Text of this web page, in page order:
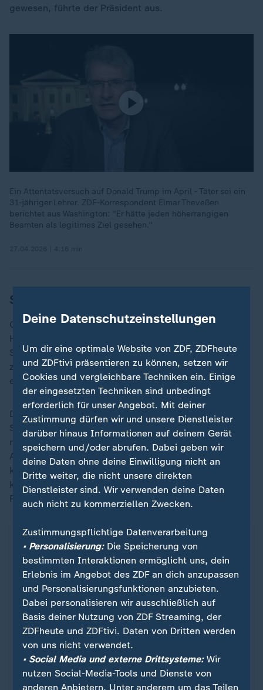
gewesen, führte der Präsident aus.
Ein Attentatsversuch auf Donald Trump im April - Täter sei ein
31-jähriger Lehrer. ZDF-Korrespondent Elmar Theveßen
berichtet aus Washington: "Er hätte jeden höherrangigen
Beamten als legitimes Ziel gesehen."
Secret Service leitet Untersuchung ein
Ob der mutmaßliche Angreifer vorhatte, zum Weißen
Haus vorzudringen, blieb unklar. Zu dem Motiv für die
Schüsse mitten in der Innenstadt von Washington war
zunächst nichts bekannt. Der Secret Service leitete
eine Untersuchung ein.
Der Vorfall ereignete sich den Angaben zufolge am
Samstag nach 18:00 Uhr Ortszeit unmittelbar
nordwestlich des Weißen Hauses, wo die Pennsylvania
Avenue auf die 17. Straße trifft. An der Nordseite
können Passanten dem Weißen Haus sehr nahe
kommen - durch einen Gitterzaun ist die
Regierungszentrale dort gut zu sehen.
Post von Kash Patel auf X
Ein Klick für den Datenschutz
Erst wenn Sie hier klicken, werden Bilder und
andere Daten von X nachgeladen. Ihre IP-
Adresse wird dabei an externe Server von X
übertragen. Über den Datenschutz dieses
Social Media-Anbieters können Sie sich auf
der Seite von X informieren. Um Ihre künftigen
Deine Datenschutzeinstellungen
Um dir eine optimale Website von ZDF, ZDFheute
und ZDFtivi präsentieren zu können, setzen wir
Cookies und vergleichbare Techniken ein. Einige
der eingesetzten Techniken sind unbedingt
erforderlich für unser Angebot. Mit deiner
Zustimmung dürfen wir und unsere Dienstleister
darüber hinaus Informationen auf deinem Gerät
speichern und/oder abrufen. Dabei geben wir
deine Daten ohne deine Einwilligung nicht an
Dritte weiter, die nicht unsere direkten
Dienstleister sind. Wir verwenden deine Daten
auch nicht zu kommerziellen Zwecken.
Zustimmungspflichtige Datenverarbeitung
• Personalisierung:Die Speicherung von
bestimmten Interaktionen ermöglicht uns, dein
Erlebnis im Angebot des ZDF an dich anzupassen
und Personalisierungsfunktionen anzubieten.
Dabei personalisieren wir ausschließlich auf
Basis deiner Nutzung von ZDF Streaming, der
ZDFheute und ZDFtivi. Daten von Dritten werden
von uns nicht verwendet.
• Social Media und externe Drittsysteme:Wir
nutzen Social-Media-Tools und Dienste von
anderen Anbietern. Unter anderem um das Teilen